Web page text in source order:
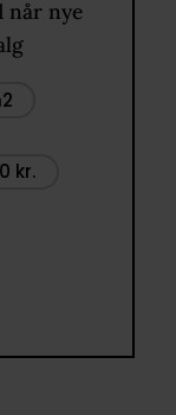
når nye
kr.